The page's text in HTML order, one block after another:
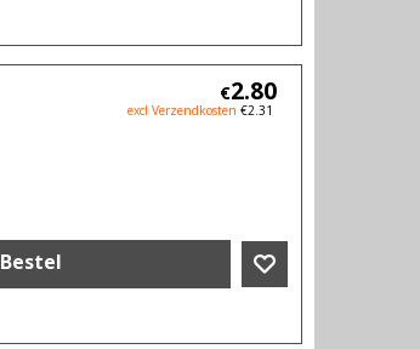
€2.80
excl Verzendkosten €2.31
Bestel